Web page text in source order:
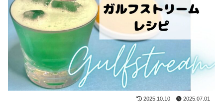
2025.10.10 2025.07.01